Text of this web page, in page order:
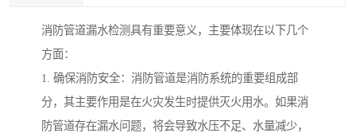
消防管道漏水检测具有重要意义，主要体现在以下几个
方面：
1. 确保消防安全：消防管道是消防系统的重要组成部
分，其主要作用是在火灾发生时提供灭火用水。如果消
防管道存在漏水问题，将会导致水压不足、水量减少，